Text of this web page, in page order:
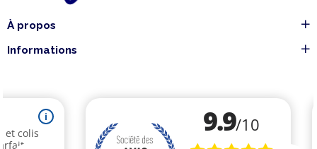
À propos
Informations